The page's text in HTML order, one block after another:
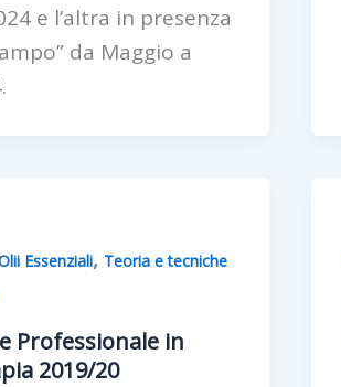
e l’altra in presenza
da Maggio a
Essenziali, Teoria e tecniche
Professionale in
2019/20